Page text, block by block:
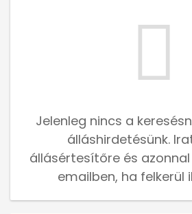
Jelenleg nincs a
álláshirdetésünk.
állásértesítőre és
emailben, ha felkerül